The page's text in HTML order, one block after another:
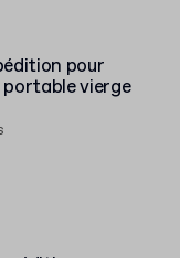
pour
vierge